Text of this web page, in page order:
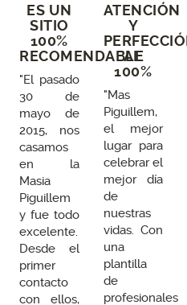
ES UN
SITIO
100%
RECOMENDABLE
"El pasado
30 de
mayo de
2015, nos
casamos
en la
Masia
Piguillem
y fue todo
excelente.
Desde el
primer
contacto
con ellos,
ATENCIÓN
Y
AL
100%
"Mas
Piguillem,
el mejor
lugar para
celebrar el
mejor día
de
nuestras
vidas. Con
una
plantilla
de
profesionales